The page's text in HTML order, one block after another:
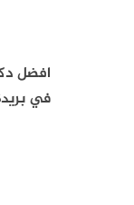
افضل
في